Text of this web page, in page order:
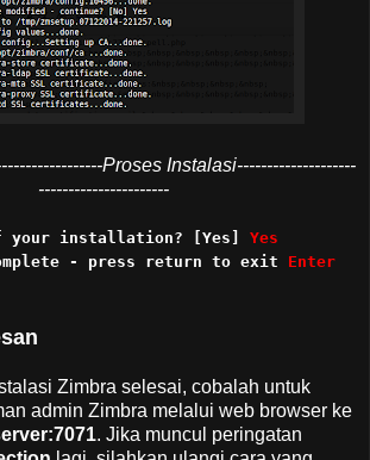
Proses Instalasi--------------------
----------------------
your installation? [Yes] Yes
- press return to exit Enter
Zimbra selesai, cobalah untuk
admin Zimbra melalui web browser ke
. Jika muncul peringatan